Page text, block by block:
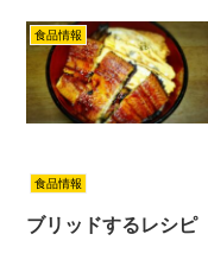
食品情報
食品情報
ブリッドするレシピ